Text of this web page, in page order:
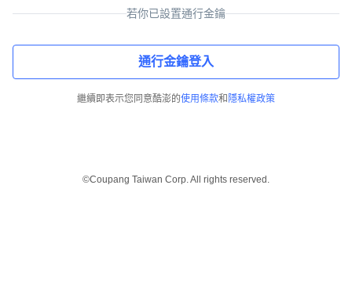
若你已設置通行金鑰
通行金鑰登入
繼續即表示您同意酷澎的使用條款和 隱私權政策
©Coupang Taiwan Corp. All rights reserved.